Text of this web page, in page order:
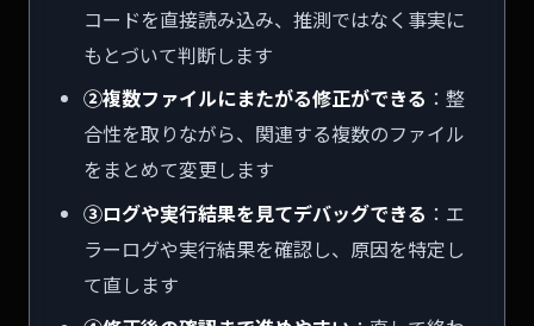
コードを直接読み込み、推測ではなく事実に
もとづいて判断します
②複数ファイルにまたがる修正ができる ：整
合性を取りながら、関連する複数のファイル
をまとめて変更します
③ログや実行結果を見てデバッグできる ：エ
ラーログや実行結果を確認し、原因を特定し
て直します